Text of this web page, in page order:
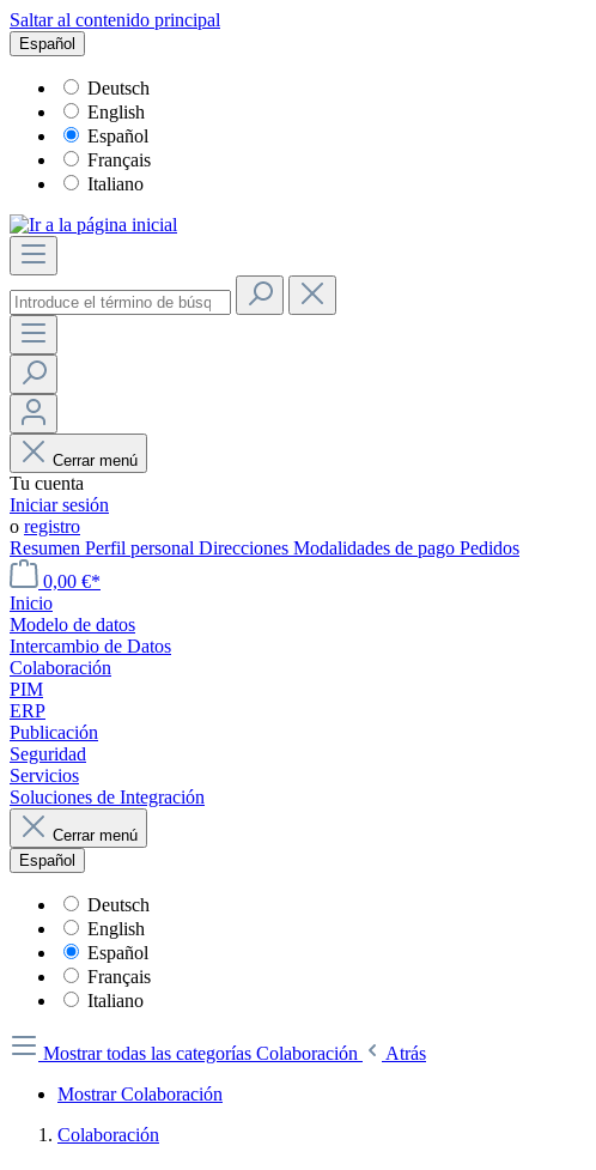
Saltar al contenido principal
Español
Deutsch
English
Español
Français
Italiano
Cerrar menú
Tu cuenta
Iniciar sesión
o registro
Resumen Perfil personal Direcciones Modalidades de pago Pedidos
0,00 €*
Inicio
Modelo de datos
Intercambio de Datos
Colaboración
PIM
ERP
Publicación
Seguridad
Servicios
Soluciones de Integración
Cerrar menú
Español
Deutsch
English
Español
Français
Italiano
Mostrar todas las categorías Colaboración
Atrás
Mostrar Colaboración
Colaboración